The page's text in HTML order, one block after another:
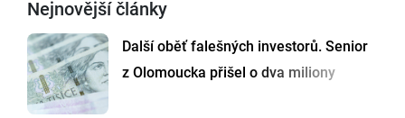
Nejnovější články
Další oběť falešných investorů. Senior
z Olomoucka přišel o dva miliony